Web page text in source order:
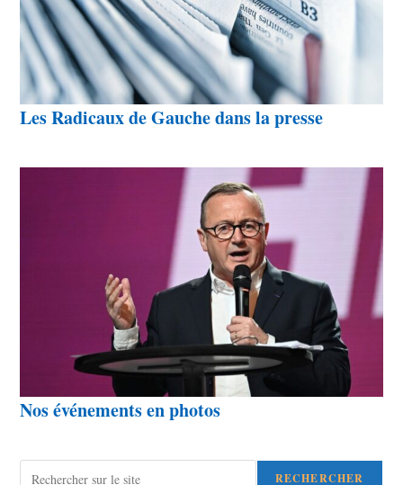
Les Radicaux de Gauche dans la presse
Nos événements en photos
RECHERCHER